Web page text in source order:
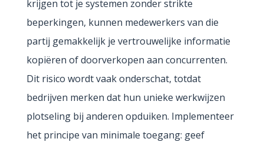
krijgen tot je systemen zonder strikte
beperkingen, kunnen medewerkers van die
partij gemakkelijk je vertrouwelijke informatie
kopiëren of doorverkopen aan concurrenten.
Dit risico wordt vaak onderschat, totdat
bedrijven merken dat hun unieke werkwijzen
plotseling bij anderen opduiken. Implementeer
het principe van minimale toegang: geef